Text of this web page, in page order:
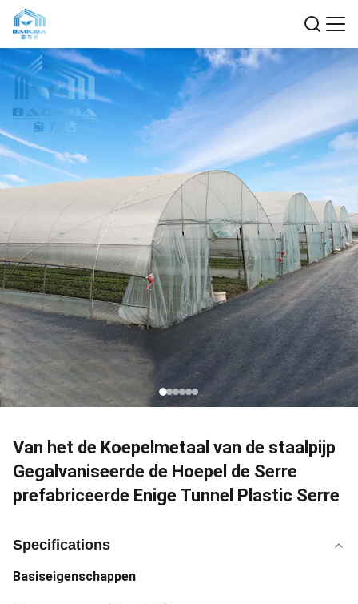
Van het de Koepelmetaal van de staalpijp
Gegalvaniseerde de Hoepel de Serre
prefabriceerde Enige Tunnel Plastic Serre
Specifications
Basiseigenschappen